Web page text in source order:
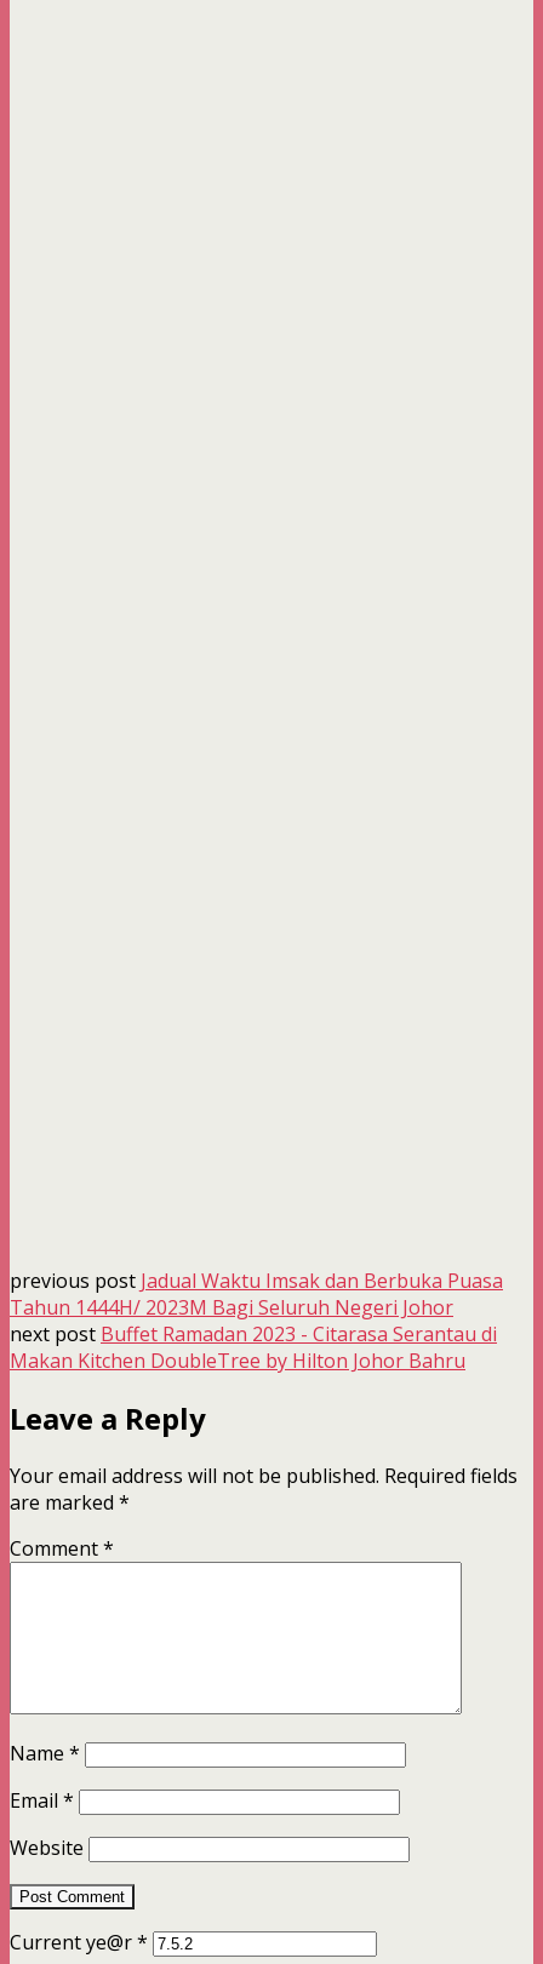
previous post Jadual Waktu Imsak dan Berbuka Puasa
Tahun 1444H/ 2023M Bagi Seluruh Negeri Johor
next post Buffet Ramadan 2023 - Citarasa Serantau di
Makan Kitchen DoubleTree by Hilton Johor Bahru
Leave a Reply
Your email address will not be published. Required fields
are marked *
Comment*
Name *
Email *
Website
Current ye@r*